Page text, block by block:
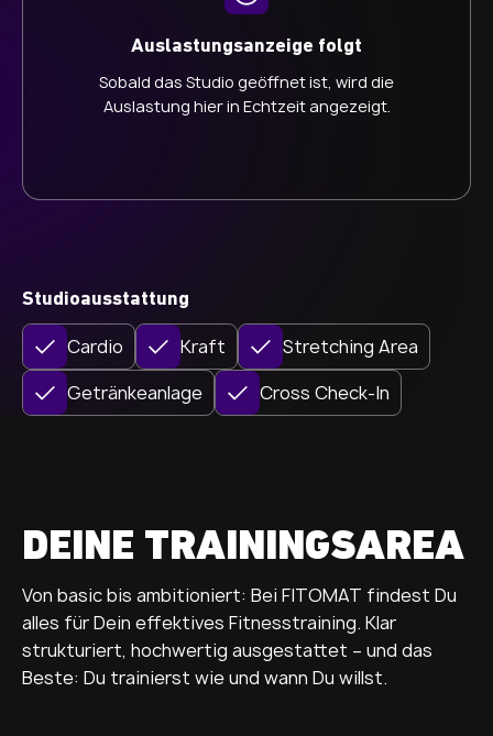
Auslastungsanzeige folgt
Sobald das Studio geöffnet ist, wird die
Auslastung hier in Echtzeit angezeigt.
Studioausstattung
Cardio Kraft
Stretching Area
Getränkeanlage
Cross Check-In
DEINE TRAININGSAREA
Von basic bis ambitioniert: Bei FITOMAT findest Du
alles für Dein effektives Fitnesstraining. Klar
strukturiert, hochwertig ausgestattet – und das
Beste: Du trainierst wie und wann Du willst.